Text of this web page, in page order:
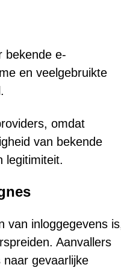
bekende e-
en veelgebruikte
omdat
van bekende
legitimiteit.
van inloggegevens
Aanvallers
gevaarlijke